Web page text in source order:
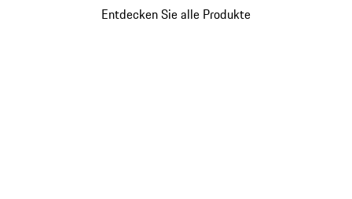
Entdecken Sie alle Produkte